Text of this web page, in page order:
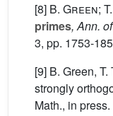
[8] B. Green;
primes, Ann.
3, pp. 1753-
[9] B. Green,
strongly
Math., in press.